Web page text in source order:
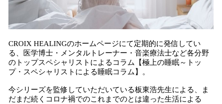
CROIX HEALINGのホームページにて定期的に発信してい
る、医学博士・メンタルトレーナー・音楽療法士など各分野
のトップスペシャリストによるコラム【極上の睡眠～トッ
プ・スペシャリストによる睡眠コラム】。
今シリーズを監修していただいている板東浩先生による、ま
だまだ続くコロナ禍でのこれまでのとは違った生活による